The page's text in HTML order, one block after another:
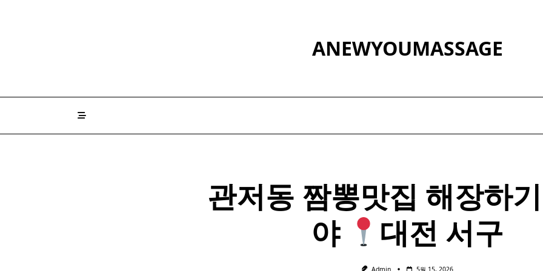
ANEWYOUMASSAGE
관저동 짬뽕맛집 해장하
야
대전 서구
Admin 5월 15, 2026